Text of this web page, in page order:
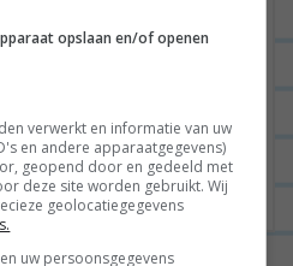
VOLGENDE POST
opslaan en/of openen
verwerkt en informatie van uw
en andere apparaatgegevens)
geopend door en gedeeld met
deze site worden gebruikt. Wij
geolocatiegegevens
uw persoonsgegevens